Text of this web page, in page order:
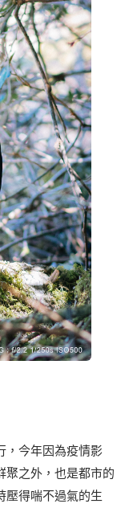
，今年因為疫情影
聚之外，也是都市的
壓得喘不過氣的生